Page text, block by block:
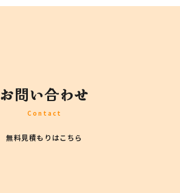
お問い合わせ
Contact
無料見積もりはこちら